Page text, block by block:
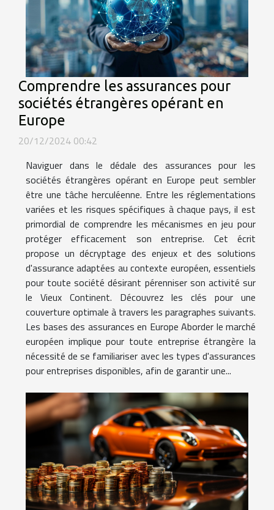
Comprendre les assurances pour
sociétés étrangères opérant en
Europe
20/12/2024 00:42
Naviguer dans le dédale des assurances pour les
sociétés étrangères opérant en Europe peut sembler
être une tâche herculéenne. Entre les réglementations
variées et les risques spécifiques à chaque pays, il est
primordial de comprendre les mécanismes en jeu pour
protéger efficacement son entreprise. Cet écrit
propose un décryptage des enjeux et des solutions
d'assurance adaptées au contexte européen, essentiels
pour toute société désirant pérenniser son activité sur
le Vieux Continent. Découvrez les clés pour une
couverture optimale à travers les paragraphes suivants.
Les bases des assurances en Europe Aborder le marché
européen implique pour toute entreprise étrangère la
nécessité de se familiariser avec les types d'assurances
pour entreprises disponibles, afin de garantir une...